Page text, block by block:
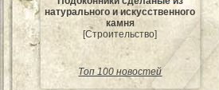
натурального и искусственного
камня
[Строительство]
Топ 100 новостей